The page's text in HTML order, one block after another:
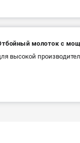
молоток с
высокой